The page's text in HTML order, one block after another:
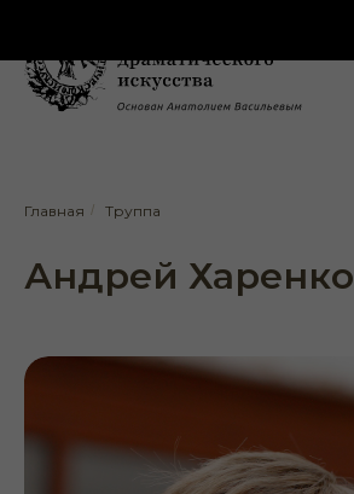
Главная / Труппа
Андрей Харенко